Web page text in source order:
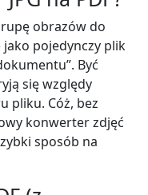
obrazów do
jako pojedynczy plik
Być
się względy
pliku. Cóż, bez
konwerter zdjęć
sposób na